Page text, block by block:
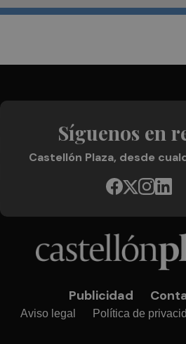
Síguenos en
Castellón Plaza, desde
Publicidad
Aviso legal Política de